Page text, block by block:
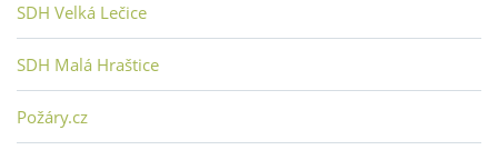
SDH Velká Lečice
SDH Malá Hraštice
Požáry.cz